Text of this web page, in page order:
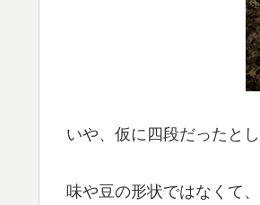
いや、仮に四段だったと
味や豆の形状ではなくて